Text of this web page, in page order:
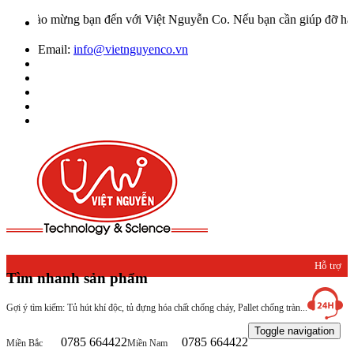
mừng bạn đến với Việt Nguyễn Co. Nếu bạn cần giúp đỡ hãy
Email: info@vietnguyenco.vn
Tìm nhanh sản phẩm
Gợi ý tìm kiếm: Tủ hút khí độc, tủ đựng hóa chất chống cháy, Pallet chống tràn...
Hỗ trợ
khách
hàng
Miền Bắc 0785 664422Miền Nam 0785 664422
Toggle navigation